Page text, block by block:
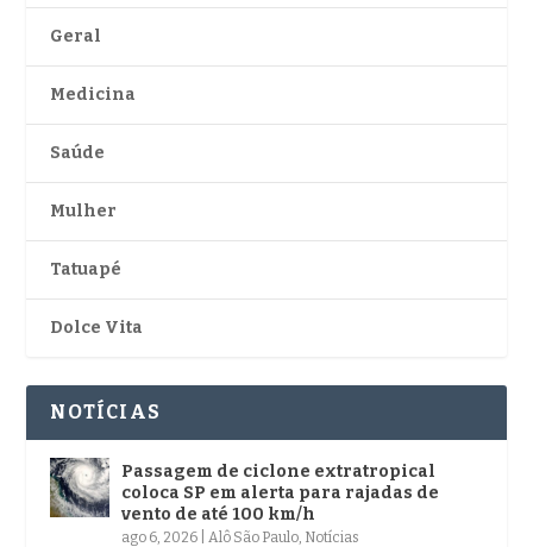
Geral
Medicina
Saúde
Mulher
Tatuapé
Dolce Vita
NOTÍCIAS
Passagem de ciclone extratropical
coloca SP em alerta para rajadas de
vento de até 100 km/h
ago 6, 2026 Alô São Paulo Notícias